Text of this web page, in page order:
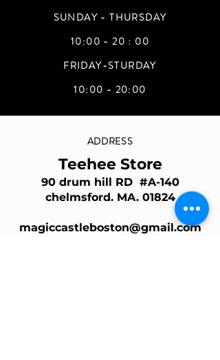
SUNDAY - THURSDAY
10:00 - 20 : 00
FRIDAY-STURDAY
10:00 - 20:00
ADDRESS
Teehee Store
90 drum hill RD #A-140
chelmsford. MA. 01824
magiccastleboston@gmail.com